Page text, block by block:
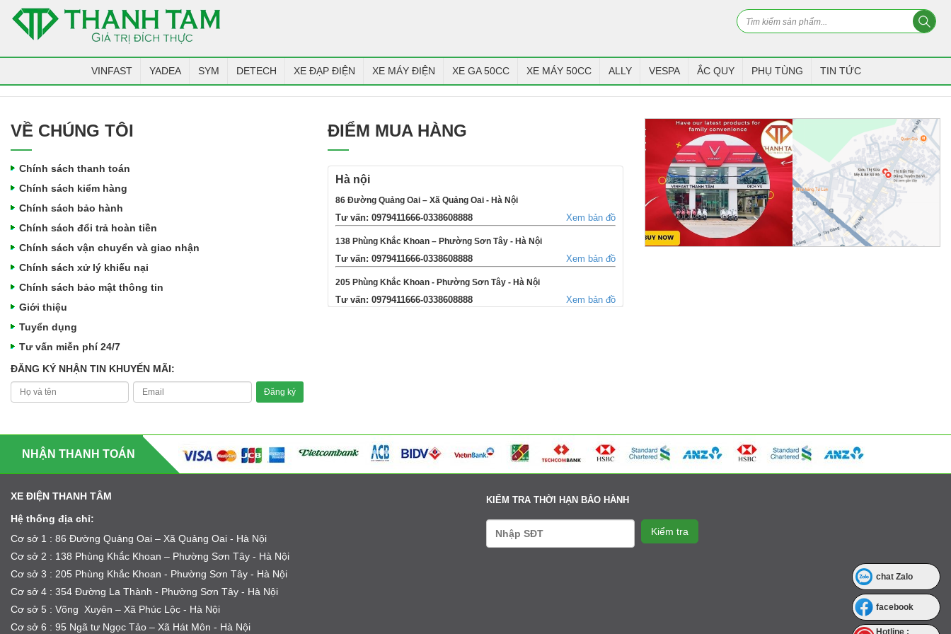
VINFAST YADEA SYM DETECH XE ĐẠP ĐIỆN XE MÁY ĐIỆN XE GA 50CC XE MÁY 50CC ALLY VESPA ẮC QUY PHỤ TÙNG TIN TỨC
VỀ CHÚNG TÔI
Chính sách thanh toán
Chính sách kiểm hàng
Chính sách bảo hành
Chính sách đổi trả hoàn tiền
Chính sách vận chuyển và giao nhận
Chính sách xử lý khiếu nại
Chính sách bảo mật thông tin
Giới thiệu
Tuyển dụng
Tư vấn miễn phí 24/7
ĐĂNG KÝ NHẬN TIN KHUYẾN MÃI:
ĐIỂM MUA HÀNG
Hà nội
86 Đường Quảng Oai – Xã Quảng Oai - Hà Nội
Tư vấn: 0979411666-0338608888 Xem bản đồ
138 Phùng Khắc Khoan – Phường Sơn Tây - Hà Nội
Tư vấn: 0979411666-0338608888 Xem bản đồ
205 Phùng Khắc Khoan - Phường Sơn Tây - Hà Nội
Tư vấn: 0979411666-0338608888 Xem bản đồ
Cụm 6 - Thị Trấn Liên Quan - Thạch Thất - Hà Nội
Tư vấn: 0979411666-0338608888 Xem bản đồ
NHẬN THANH TOÁN
XE ĐIỆN THANH TÂM
Hệ thống địa chỉ:
Cơ sở 1 : 86 Đường Quảng Oai – Xã Quảng Oai - Hà Nội
Cơ sở 2 : 138 Phùng Khắc Khoan – Phường Sơn Tây - Hà Nội
Cơ sở 3 : 205 Phùng Khắc Khoan - Phường Sơn Tây - Hà Nội
Cơ sở 4 : 354 Đường La Thành - Phường Sơn Tây - Hà Nội
Cơ sở 5 : Võng Xuyên – Xã Phúc Lộc - Hà Nội
Cơ sở 6 : 95 Ngã tư Ngọc Tảo – Xã Hát Môn - Hà Nội
chat Zalo
facebook
Hotline :
KIỂM TRA THỜI HẠN BẢO HÀNH